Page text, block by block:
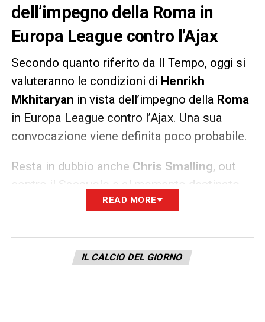
dell’impegno della Roma in
Europa League contro l’Ajax
Secondo quanto riferito da Il Tempo, oggi si
valuteranno le condizioni di Henrikh
Mkhitaryan in vista dell’impegno della Roma
in Europa League contro l’Ajax. Una sua
convocazione viene definita poco probabile.
Resta in dubbio anche Chris Smalling, out
contro il Sassuolo e al momento destinato
ad un’esclusione anche giovedì sera.
LA PLAYLIST DELLE NOSTRE TOP NEWS
READ MORE
IL CALCIO DEL GIORNO